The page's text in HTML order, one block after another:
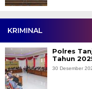
KRIMINAL
Polres
Tahun
30 Desember